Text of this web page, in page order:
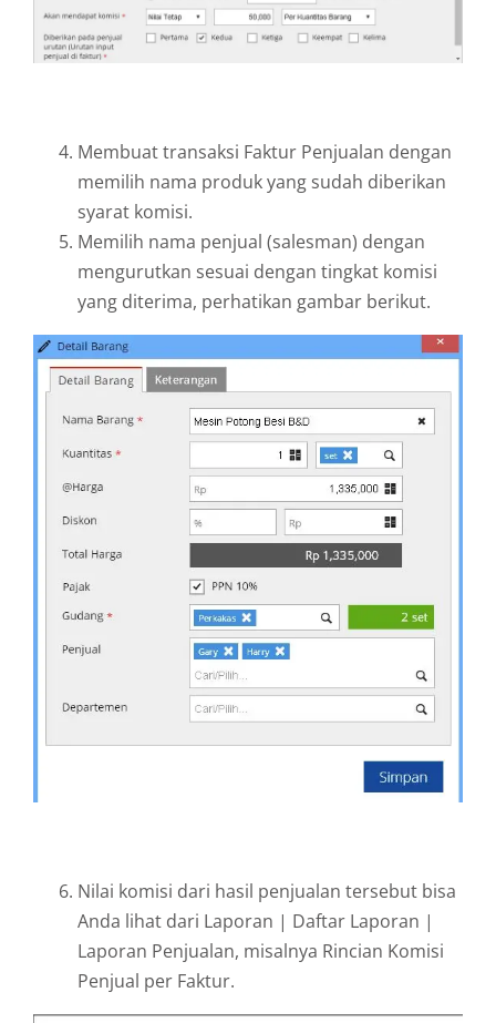
Membuat transaksi Faktur Penjualan dengan
memilih nama produk yang sudah diberikan
syarat komisi.
Memilih nama penjual (salesman) dengan
mengurutkan sesuai dengan tingkat komisi
yang diterima, perhatikan gambar berikut.
Nilai komisi dari hasil penjualan tersebut bisa
Anda lihat dari Laporan | Daftar Laporan |
Laporan Penjualan, misalnya Rincian Komisi
Penjual per Faktur.